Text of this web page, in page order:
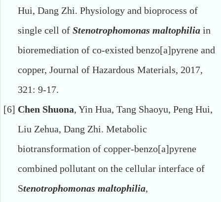
Hui, Dang Zhi. Physiology and bioprocess of
single cell of Stenotrophomonas maltophilia in
bioremediation of co-existed benzo[a]pyrene and
copper, Journal of Hazardous Materials, 2017,
321: 9-17.
[6] Chen Shuona, Yin Hua, Tang Shaoyu, Peng Hui,
Liu Zehua, Dang Zhi. Metabolic
biotransformation of copper-benzo[a]pyrene
combined pollutant on the cellular interface of
Stenotrophomonas maltophilia,